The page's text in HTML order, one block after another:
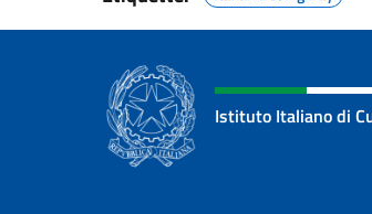
Istituto Italiano di